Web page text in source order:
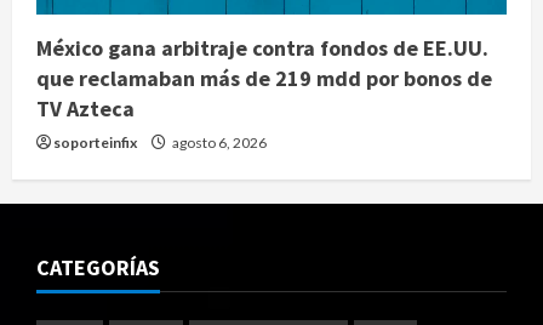
México gana arbitraje contra fondos de EE.UU.
que reclamaban más de 219 mdd por bonos de
TV Azteca
soporteinfix agosto 6, 2026
CATEGORÍAS